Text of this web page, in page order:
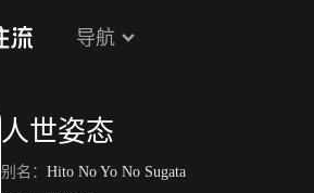
导航
人世姿态
别名： Hito No Yo No Sugata